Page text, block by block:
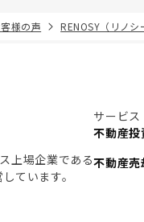
様の声 RENOSY（リノ
上場企業である
ています。
サービス
不動産投
不動産売